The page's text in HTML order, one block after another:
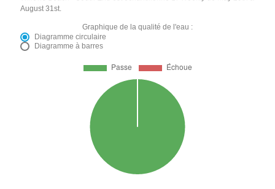
August 31st.
Graphique de la qualité de l'eau :
Diagramme circulaire
Diagramme à barres